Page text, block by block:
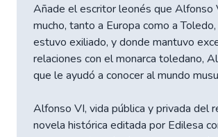
Añade el escritor leonés que Alfonso
mucho, tanto a Europa como a
estuvo exiliado, y donde mantuvo
relaciones con el monarca toledano,
que le ayudó a conocer al mundo
Alfonso VI, vida pública y privada del
novela histórica editada por Edilesa